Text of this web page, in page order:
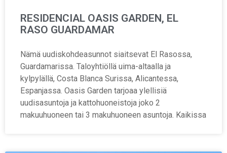
RESIDENCIAL OASIS GARDEN, EL
RASO GUARDAMAR
Nämä uudiskohdeasunnot siaitsevat El Rasossa,
Guardamarissa. Taloyhtiöllä uima-altaalla ja
kylpylällä, Costa Blanca Surissa, Alicantessa,
Espanjassa. Oasis Garden tarjoaa ylellisiä
uudisasuntoja ja kattohuoneistoja joko 2
makuuhuoneen tai 3 makuhuoneen asuntoja. Kaikissa